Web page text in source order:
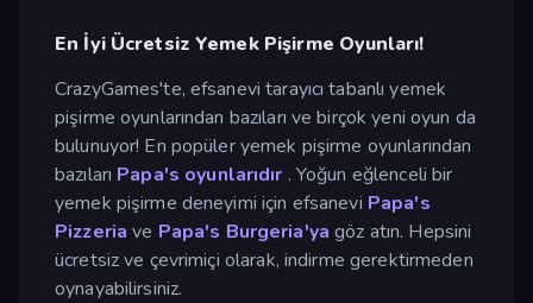
En İyi Ücretsiz Yemek Pişirme Oyunları!
CrazyGames'te, efsanevi tarayıcı tabanlı yemek
pişirme oyunlarından bazıları ve birçok yeni oyun da
bulunuyor! En popüler yemek pişirme oyunlarından
bazıları Papa's oyunlarıdır . Yoğun eğlenceli bir
yemek pişirme deneyimi için efsanevi Papa's
Pizzeria ve Papa's Burgeria'ya göz atın. Hepsini
ücretsiz ve çevrimiçi olarak, indirme gerektirmeden
oynayabilirsiniz.